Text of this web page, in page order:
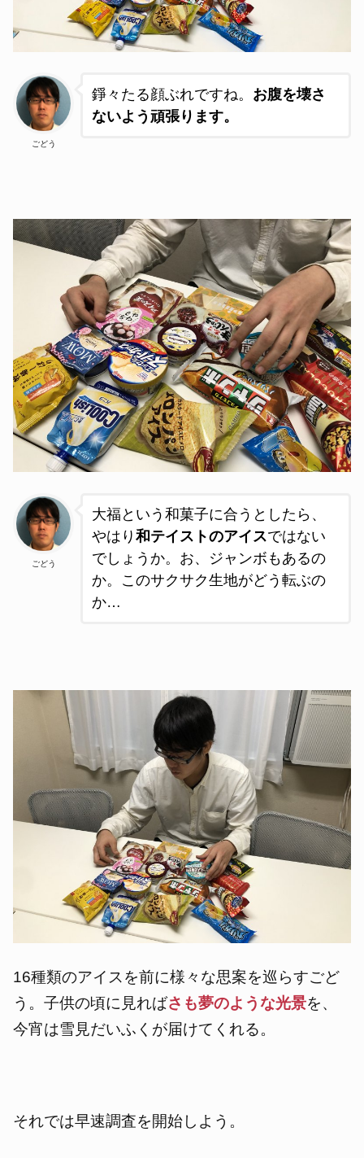
ごどう
錚々たる顔ぶれですね。 お腹を壊さ
ないよう頑張ります。
ごどう
大福という和菓子に合うとしたら、
やはり 和テイストのアイスではない
でしょうか。お、ジャンボもあるの
か。このサクサク生地がどう転ぶの
か…
16種類のアイスを前に様々な思案を巡らすごど
う。子供の頃に見ればさも夢のような光景を、
今宵は雪見だいふくが届けてくれる。
それでは早速調査を開始しよう。